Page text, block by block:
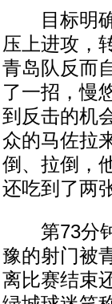
目标明确
压上进攻，
青岛队反而
了一招，慢
到反击的机
众的马佐拉
倒、拉倒，
还吃到了两
第73分钟
豫的射门被
离比赛结束